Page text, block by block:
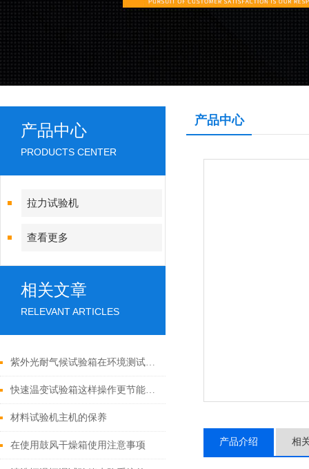
产品中心
PRODUCTS CENTER
拉力试验机
查看更多
相关文章
RELEVANT ARTICLES
紫外光耐气候试验箱在环境测试中的重要性
快速温变试验箱这样操作更节能省电
材料试验机主机的保养
在使用鼓风干燥箱使用注意事项
产品中心
产品介绍 相